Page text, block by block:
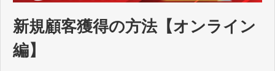
新規顧客獲得の方法【オンライン
編】